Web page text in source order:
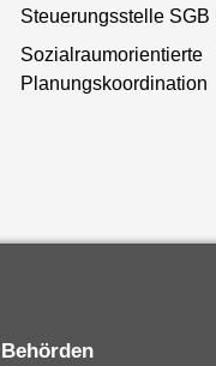
Steuerungsstelle SGB II
Sozialraumorientierte
Planungskoordination
Behörden